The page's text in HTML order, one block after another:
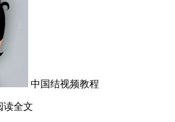
中国结视频教程
读全文